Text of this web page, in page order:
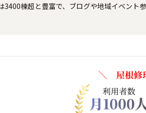
3400棟超と豊富で、ブログや地域イベン